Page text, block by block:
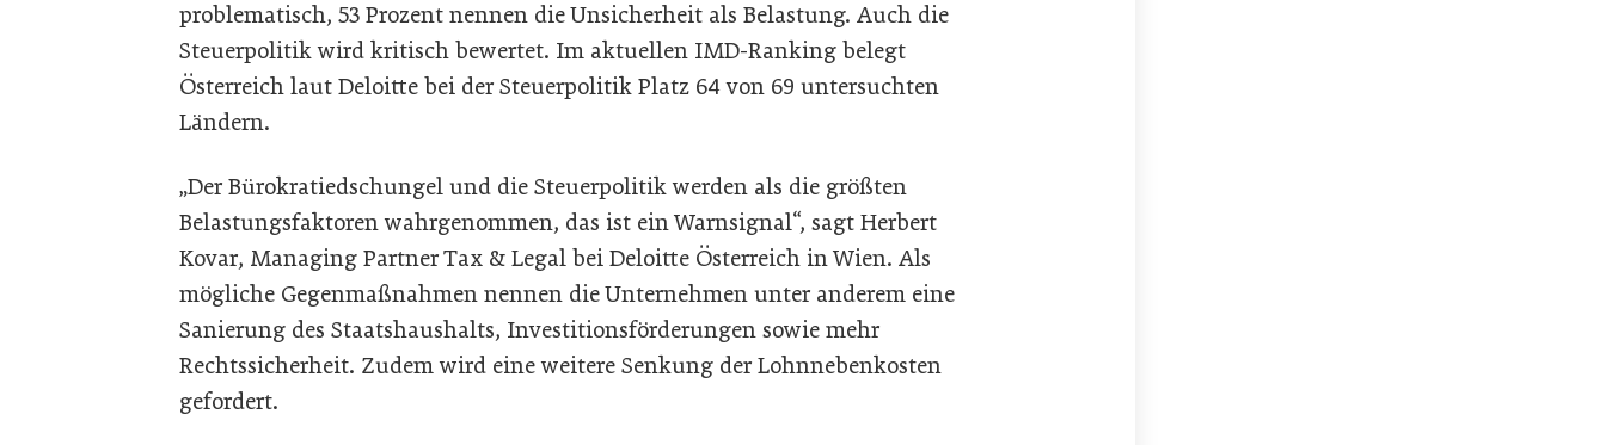
problematisch, 53 Prozent nennen die Unsicherheit als Belastung. Auch die
Steuerpolitik wird kritisch bewertet. Im aktuellen IMD-Ranking belegt
Österreich laut Deloitte bei der Steuerpolitik Platz 64 von 69 untersuchten
Ländern.
„Der Bürokratiedschungel und die Steuerpolitik werden als die größten
Belastungsfaktoren wahrgenommen, das ist ein Warnsignal“, sagt Herbert
Kovar, Managing Partner Tax & Legal bei Deloitte Österreich in Wien. Als
mögliche Gegenmaßnahmen nennen die Unternehmen unter anderem eine
Sanierung des Staatshaushalts, Investitionsförderungen sowie mehr
Rechtssicherheit. Zudem wird eine weitere Senkung der Lohnnebenkosten
gefordert.